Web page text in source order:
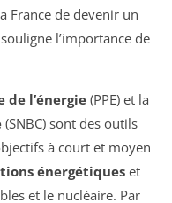
France de devenir un
l’importance de
l’énergie (PPE) et la
(SNBC) sont des outils
à court et moyen
énergétiqueset
et le nucléaire. Par